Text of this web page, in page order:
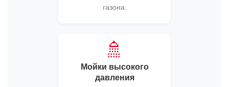
газона.
🚿
Мойки высокого
давления